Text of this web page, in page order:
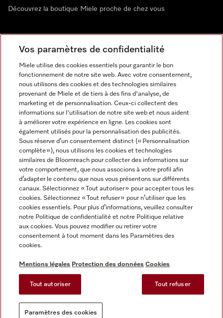
Découvrez la boutique Miele proche de chez vous
Newsletter
Mentions légales
CGV
Protection des données
Conditions d'utilisation
Reglement sur les services numeriques
Paramètres des cookies
Miele sur Instagram
Miele sur Facebook
Miele sur Youtube
Vos paramètres de confidentialité
Miele utilise des cookies essentiels pour garantir le bon
fonctionnement de notre site web. Avec votre consentement,
nous utilisons des cookies et des technologies similaires
provenant de Miele et de tiers à des fins d'analyse, de
marketing et de personnalisation. Ceux-ci collectent des
informations sur l'utilisation de notre site web et nous aident
à améliorer votre expérience en ligne. Les cookies sont
également utilisés pour la personnalisation des publicités.
Sous réserve d’un consentement distinct (« Personnalisation
complète »), nous utilisons les cookies et technologies
similaires de Bloomreach pour collecter des informations sur
votre comportement, que nous associons à votre profil afin
d’adapter le contenu que nous vous présentons sur différents
canaux. Sélectionnez « Tout autoriser » pour accepter tous les
cookies. Sélectionnez « Tout refuser » pour n’utiliser que les
cookies essentiels. Pour plus d’informations, veuillez consulter
notre Politique de confidentialité et notre Politique relative
aux cookies. Vous pouvez modifier ou retirer votre
consentement à tout moment dans les Paramètres des
cookies.
Mentions légales Protection des données Cookies
Tout autoriser Tout refuser
Paramètres des cookies